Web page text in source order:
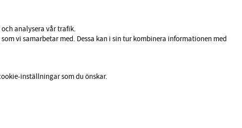
analysera vår trafik.
vi samarbetar med. Dessa kan i sin tur kombinera informationen med
inställningar som du önskar.